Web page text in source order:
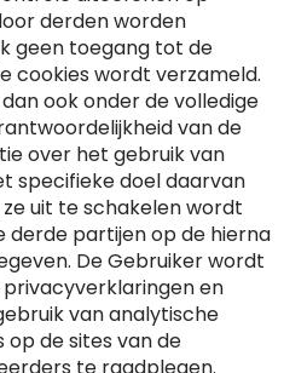
derden worden
geen toegang tot de
cookies wordt verzameld.
ook onder de volledige
van de
over het gebruik van
specifieke doel daarvan
uit te schakelen wordt
derde partijen op de hierna
De Gebruiker wordt
en
van analytische
de sites van de